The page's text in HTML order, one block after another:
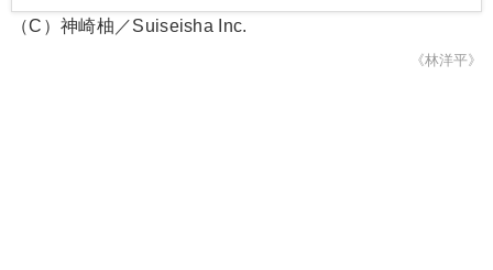
（C）神崎柚／Suiseisha Inc.
《林洋平》